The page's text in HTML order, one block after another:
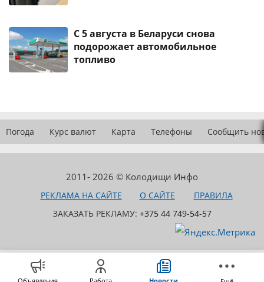
С 5 августа в Беларуси снова
подорожает автомобильное
топливо
Погода Курс валют Карта Телефоны Сообщить
2011- 2026 © Колодищи Инфо
РЕКЛАМА НА САЙТЕ О САЙТЕ
ПРАВИЛА
ЗАКАЗАТЬ РЕКЛАМУ: +375 44 749-54-57